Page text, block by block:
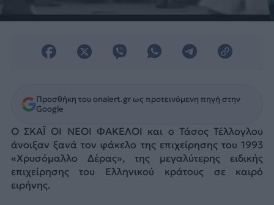
Προσθήκη του onalert.gr ως προτεινόμενη πηγή στην
Google
Ο ΣΚΑΪ ΟΙ ΝΕΟΙ ΦΑΚΕΛΟΙ και ο Τάσος Τέλλογλου
άνοιξαν ξανά τον φάκελο της επιχείρησης του 1993
«Χρυσόμαλλο Δέρας», της μεγαλύτερης ειδικής
επιχείρησης του Ελληνικού κράτους σε καιρό
ειρήνης.